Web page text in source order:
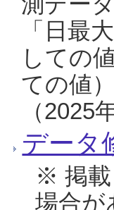
「日最
しての
ての値
（2025
データ
※ 掲載
場合が